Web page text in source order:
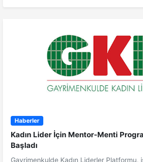
Haberler
Kadın Lider İçin Mentor-Menti
Başladı
Gayrimenkulde Kadın Liderler Platformu,